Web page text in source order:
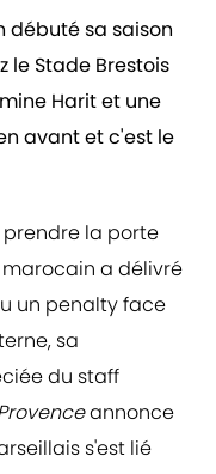
débuté sa saison
le Stade Brestois
Harit et une
avant et c'est le
prendre la porte
a délivré
un penalty face
sa
du staff
annonce
s'est lié